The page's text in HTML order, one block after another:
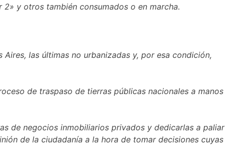
y otros también consumados o en marcha.
las últimas no urbanizadas y, por esa condición,
de traspaso de tierras públicas nacionales a manos
de negocios inmobiliarios privados y dedicarlas a paliar
de la ciudadanía a la hora de tomar decisiones cuyas